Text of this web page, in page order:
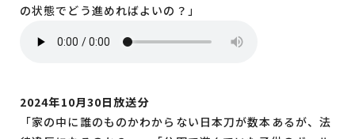
の状態でどう進めればよいの？」
2024年10月30日放送分
「家の中に誰のものかわからない日本刀が数本あるが、法